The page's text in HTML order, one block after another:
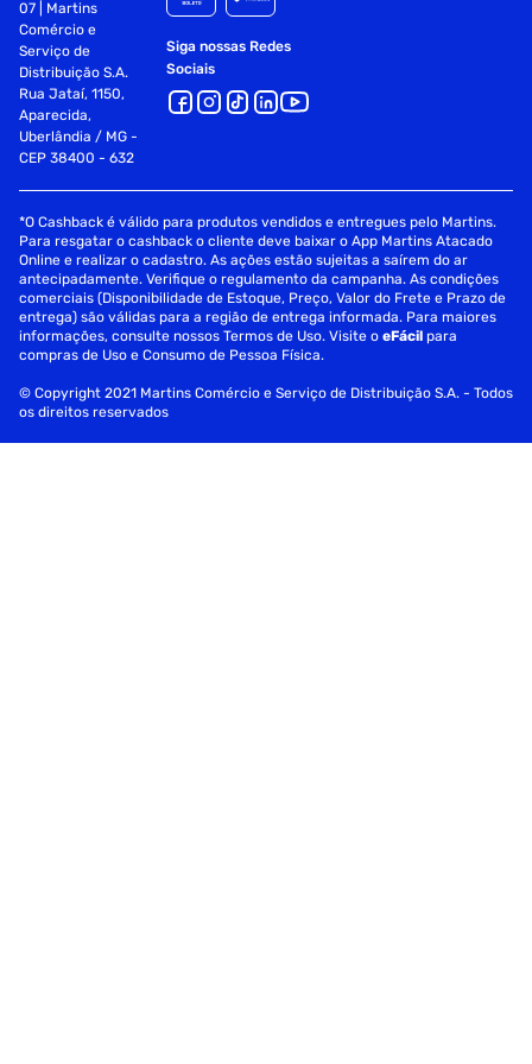
07 | Martins
Comércio e
Serviço de
Distribuição S.A.
Rua Jataí, 1150,
Aparecida,
Uberlândia / MG -
CEP 38400 - 632
Siga nossas Redes
Sociais
*O Cashback é válido para produtos vendidos e entregues pelo Martins.
Para resgatar o cashback o cliente deve baixar o App Martins Atacado
Online e realizar o cadastro. As ações estão sujeitas a saírem do ar
antecipadamente. Verifique o regulamento da campanha. As condições
comerciais (Disponibilidade de Estoque, Preço, Valor do Frete e Prazo de
entrega) são válidas para a região de entrega informada. Para maiores
informações, consulte nossos Termos de Uso. Visite oeFácil para
compras de Uso e Consumo de Pessoa Física.
© Copyright 2021 Martins Comércio e Serviço de Distribuição S.A. - Todos
os direitos reservados